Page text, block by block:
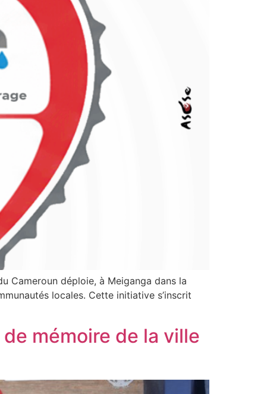
Cameroun déploie, à Meiganga dans la
locales. Cette initiative s’inscrit
mémoire de la ville